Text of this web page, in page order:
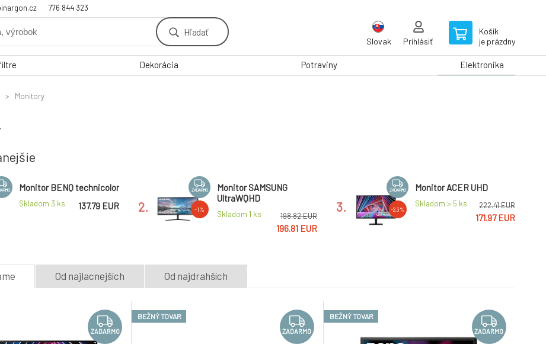
776 844 323
Hľadať
Slovak Prihlásiť
Košík
je prázdny
Dekorácia Potraviny Elektronika
Monitory
Monitor BENQ technicolor
Skladom 3 ks 137.79 EUR 2.
ZADARMO
-1%
Monitor SAMSUNG
UltraWQHD
Skladom 1 ks 198.82 EUR
196.81 EUR
3.
ZADARMO
-23%
Monitor ACER UHD
Skladom > 5 ks 222.41 EUR
171.97 EUR
Od najlacnejších Od najdrahších
ZADARMO
BEŽNÝ TOVAR
ZADARMO
BEŽNÝ TOVAR
ZADARMO